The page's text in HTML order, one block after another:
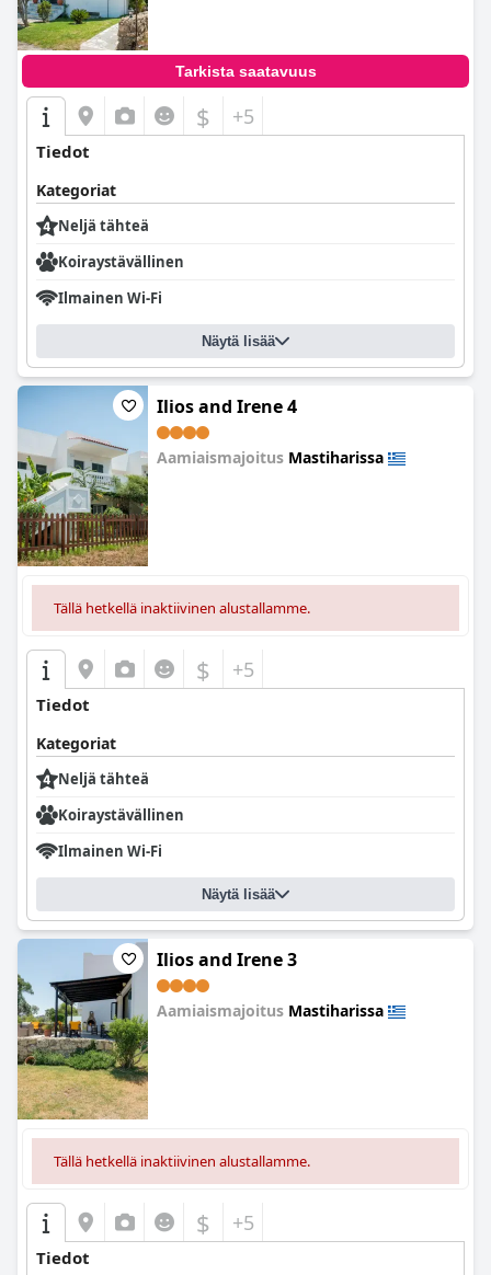
Tarkista saatavuus
$ +5
Tiedot
Kategoriat
Neljä tähteä
Koiraystävällinen
Ilmainen Wi-Fi
Näytä lisää
Ilios and Irene 4
Aamiaismajoitus Mastiharissa
Tällä hetkellä inaktiivinen alustallamme.
$ +5
Tiedot
Kategoriat
Neljä tähteä
Koiraystävällinen
Ilmainen Wi-Fi
Näytä lisää
Ilios and Irene 3
Aamiaismajoitus Mastiharissa
Tällä hetkellä inaktiivinen alustallamme.
$ +5
Tiedot